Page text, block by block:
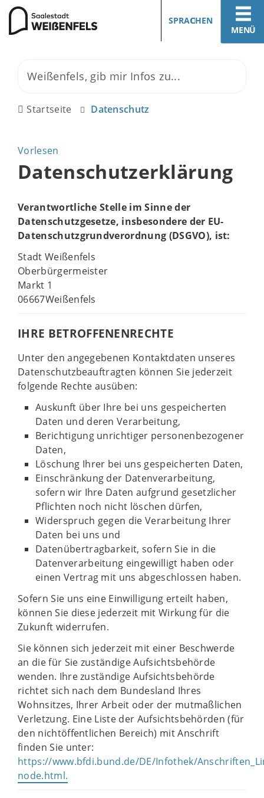
MENÜ
SPRACHEN
Startseite Datenschutz
Vorlesen
Datenschutzerklärung
Verantwortliche Stelle im Sinne der
Datenschutzgesetze, insbesondere der EU-
Datenschutzgrundverordnung (DSGVO), ist:
Stadt Weißenfels
Oberbürgermeister
Markt 1
06667Weißenfels
IHRE BETROFFENENRECHTE
Unter den angegebenen Kontaktdaten unseres
Datenschutzbeauftragten können Sie jederzeit
folgende Rechte ausüben:
Auskunft über Ihre bei uns gespeicherten
Daten und deren Verarbeitung,
Berichtigung unrichtiger personenbezogener
Daten,
Löschung Ihrer bei uns gespeicherten Daten,
Einschränkung der Datenverarbeitung,
sofern wir Ihre Daten aufgrund gesetzlicher
Pflichten noch nicht löschen dürfen,
Widerspruch gegen die Verarbeitung Ihrer
Daten bei uns und
Datenübertragbarkeit, sofern Sie in die
Datenverarbeitung eingewilligt haben oder
einen Vertrag mit uns abgeschlossen haben.
Sofern Sie uns eine Einwilligung erteilt haben,
können Sie diese jederzeit mit Wirkung für die
Zukunft widerrufen.
Sie können sich jederzeit mit einer Beschwerde
an die für Sie zuständige Aufsichtsbehörde
wenden. Ihre zuständige Aufsichtsbehörde
richtet sich nach dem Bundesland Ihres
Wohnsitzes, Ihrer Arbeit oder der mutmaßlichen
Verletzung. Eine Liste der Aufsichtsbehörden (für
den nichtöffentlichen Bereich) mit Anschrift
finden Sie unter:
https://www.bfdi.bund.de/DE/Infothek/
node.html.